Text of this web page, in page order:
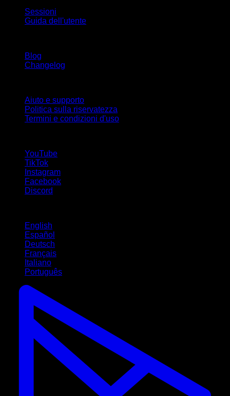
Sessioni
Guida dell'utente
Blog
Changelog
Aiuto e supporto
Politica sulla riservatezza
Termini e condizioni d'uso
YouTube
TikTok
Instagram
Facebook
Discord
English
Español
Deutsch
Français
Italiano
Português